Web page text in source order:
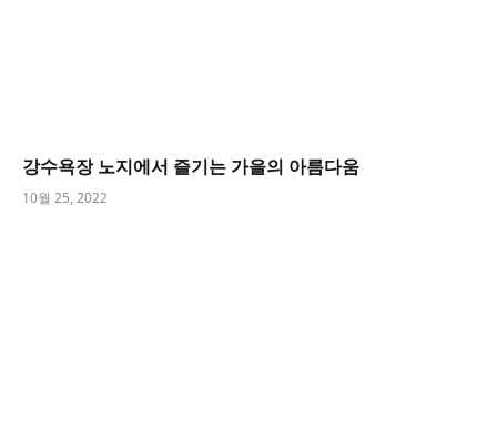
강수욕장 노지에서 즐기는 가을의 아름다움
10월 25, 2022